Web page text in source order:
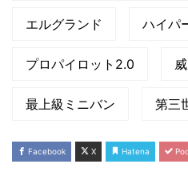
エルグランド ハイパ
プロパイロット2.0
最上級ミニバン 第三
Facebook X Hatena